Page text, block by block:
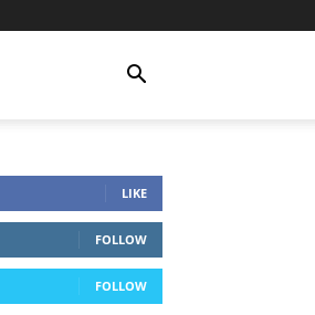
LIKE
FOLLOW
FOLLOW